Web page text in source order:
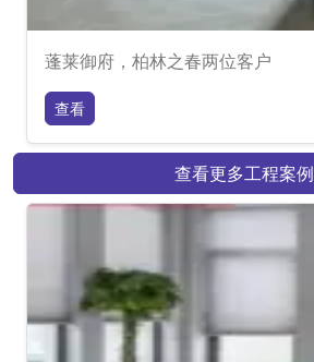
蓬莱御府，柏林之春两位客户
查看
查看更多工程案例